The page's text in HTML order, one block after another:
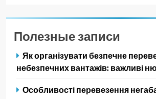
Полезные записи
Як організувати безпечне
небезпечних вантажів: важливі
Особливості перевезення